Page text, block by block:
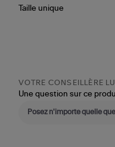
Noir
Taille unique
VOTRE CONSEILLÈRE
Une question sur ce